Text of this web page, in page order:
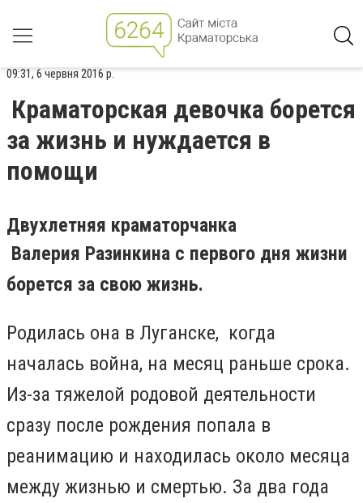
09:31, 6 червня 2016 р.
Краматорская девочка борется
за жизнь и нуждается в
помощи
Двухлетняя краматорчанка
Валерия Разинкина с первого дня жизни
борется за свою жизнь.
Родилась она в Луганске, когда
началась война, на месяц раньше срока.
Из-за тяжелой родовой деятельности
сразу после рождения попала в
реанимацию и находилась около месяца
между жизнью и смертью. За два года